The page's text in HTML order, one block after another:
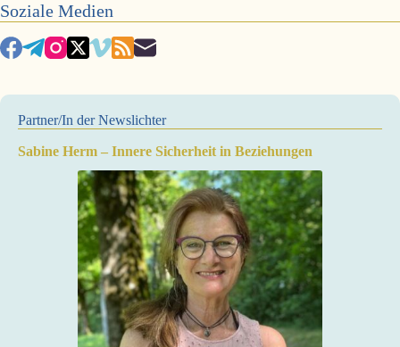
Soziale Medien
Partner/In der Newslichter
Sabine Herm – Innere Sicherheit in Beziehungen